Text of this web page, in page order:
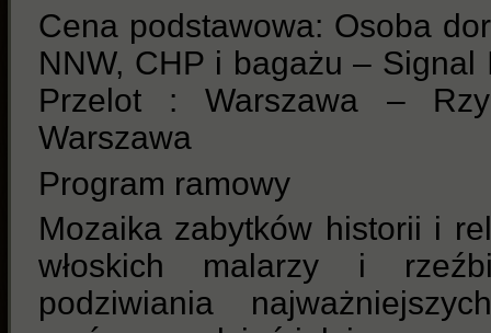
Cena podstawowa: Osoba
NNW, CHP i bagażu –
Przelot : Warszawa –
Warszawa
Program ramowy
Mozaika zabytków historii i
włoskich malarzy i
podziwiania